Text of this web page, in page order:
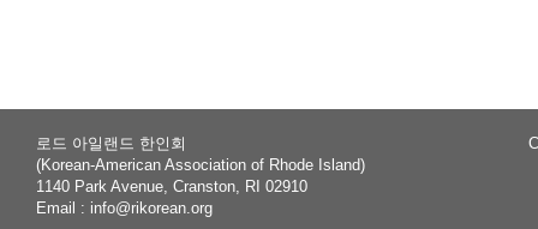
로드 아일랜드 한인회
(Korean-American Association of Rhode Island)
1140 Park Avenue, Cranston, RI 02910
Email : info@rikorean.org